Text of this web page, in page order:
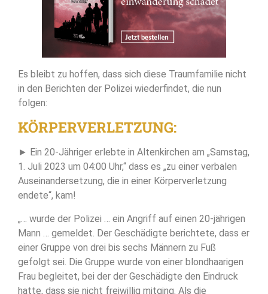
Es bleibt zu hoffen, dass sich diese Traumfamilie nicht
in den Berichten der Polizei wiederfindet, die nun
folgen:
KÖRPERVERLETZUNG:
► Ein 20-Jähriger erlebte in Altenkirchen am „Samstag,
1. Juli 2023 um 04:00 Uhr,“ dass es „zu einer verbalen
Auseinandersetzung, die in einer Körperverletzung
endete“, kam!
„… wurde der Polizei … ein Angriff auf einen 20-jährigen
Mann … gemeldet. Der Geschädigte berichtete, dass er
einer Gruppe von drei bis sechs Männern zu Fuß
gefolgt sei. Die Gruppe wurde von einer blondhaarigen
Frau begleitet, bei der der Geschädigte den Eindruck
hatte, dass sie nicht freiwillig mitging. Als die